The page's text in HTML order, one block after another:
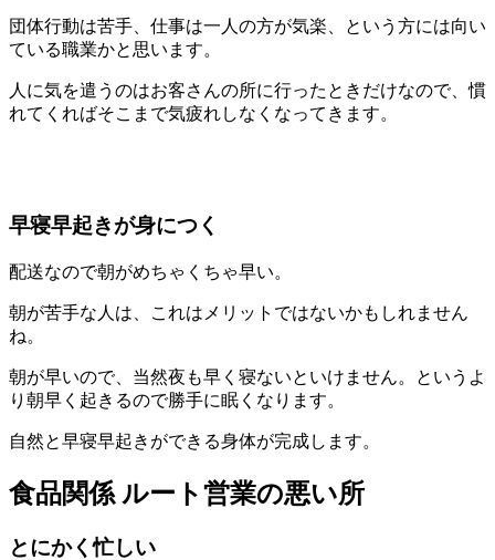
団体行動は苦手、仕事は一人の方が気楽、という方には向い
ている職業かと思います。
人に気を遣うのはお客さんの所に行ったときだけなので、慣
れてくればそこまで気疲れしなくなってきます。
早寝早起きが身につく
配送なので朝がめちゃくちゃ早い。
朝が苦手な人は、これはメリットではないかもしれません
ね。
朝が早いので、当然夜も早く寝ないといけません。というよ
り朝早く起きるので勝手に眠くなります。
自然と早寝早起きができる身体が完成します。
食品関係 ルート営業の悪い所
とにかく忙しい